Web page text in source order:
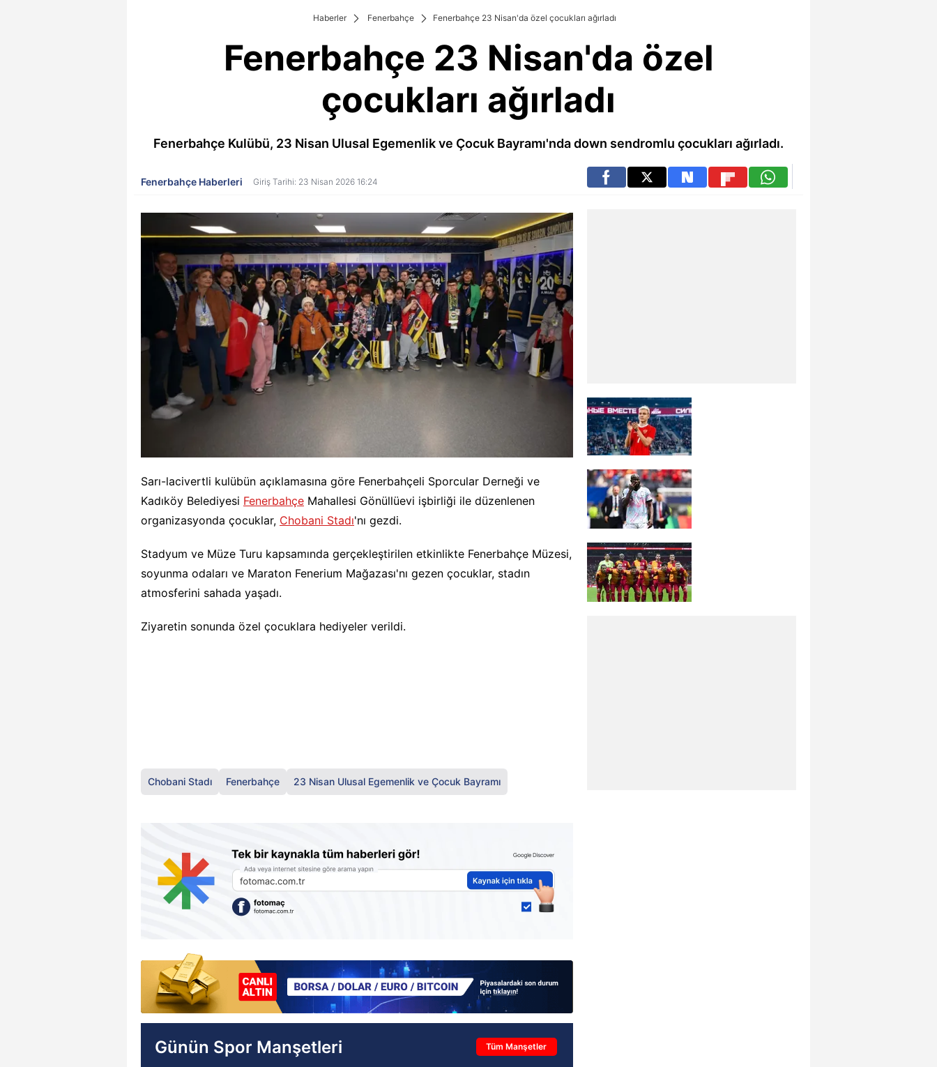
Haberler Fenerbahçe Fenerbahçe 23 Nisan'da özel çocukları ağırladı
Fenerbahçe 23 Nisan'da özel
çocukları ağırladı
Fenerbahçe Kulübü, 23 Nisan Ulusal Egemenlik ve Çocuk Bayramı'nda down sendromlu çocukları ağırladı.
Fenerbahçe Haberleri Giriş Tarihi: 23 Nisan 2026 16:24
Sarı-lacivertli kulübün açıklamasına göre Fenerbahçeli Sporcular Derneği ve
Kadıköy Belediyesi Fenerbahçe Mahallesi Gönüllüevi işbirliği ile düzenlenen
organizasyonda çocuklar, Chobani Stadı'nı gezdi.
Stadyum ve Müze Turu kapsamında gerçekleştirilen etkinlikte Fenerbahçe Müzesi,
soyunma odaları ve Maraton Fenerium Mağazası'nı gezen çocuklar, stadın
atmosferini sahada yaşadı.
Ziyaretin sonunda özel çocuklara hediyeler verildi.
Chobani Stadı Fenerbahçe 23 Nisan Ulusal Egemenlik ve Çocuk Bayramı
Günün Spor Manşetleri Tüm Manşetler